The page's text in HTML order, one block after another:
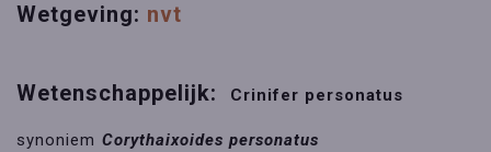
Wetgeving: nvt
Wetenschappelijk: Crinifer personatus
synoniem Corythaixoides personatus